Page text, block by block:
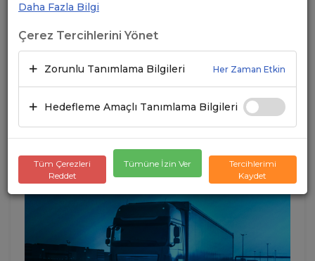
Daha Fazla Bilgi
Çerez Tercihlerini Yönet
Zorunlu Tanımlama Bilgileri Her Zaman Etkin
Hedefleme Amaçlı Tanımlama Bilgileri
Tüm Çerezleri
Reddet
Tümüne İzin Ver
Tercihlerimi
Kaydet